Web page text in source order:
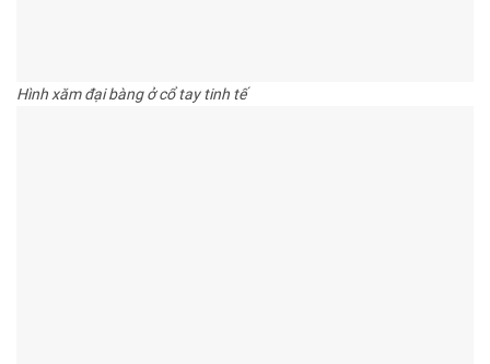
Hình xăm đại bàng ở cổ tay tinh tế